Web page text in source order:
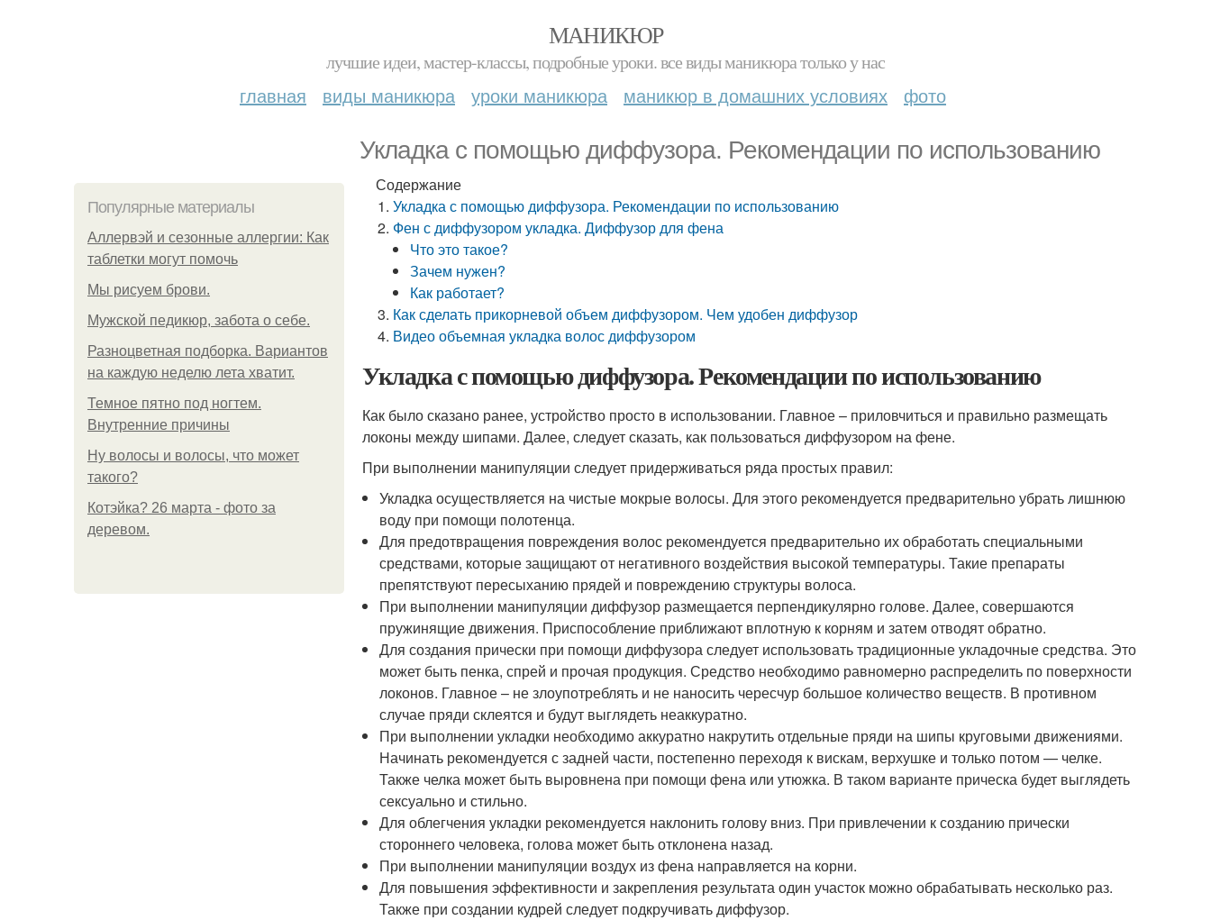
МАНИКЮР
лучшие идеи, мастер-классы, подробные уроки. все виды маникюра только у нас
главная виды маникюра уроки маникюра маникюр в домашних условиях фото
Укладка с помощью диффузора. Рекомендации по использованию
Популярные материалы
Аллервэй и сезонные аллергии: Как
таблетки могут помочь
Мы рисуем брови.
Мужской педикюр, забота о себе.
Разноцветная подборка. Вариантов
на каждую неделю лета хватит.
Темное пятно под ногтем.
Внутренние причины
Ну волосы и волосы, что может
такого?
Котэйка? 26 марта - фото за
деревом.
Содержание
Укладка с помощью диффузора. Рекомендации по использованию
Фен с диффузором укладка. Диффузор для фена
Что это такое?
Зачем нужен?
Как работает?
Как сделать прикорневой объем диффузором. Чем удобен диффузор
Видео объемная укладка волос диффузором
Укладка с помощью диффузора. Рекомендации по использованию
Как было сказано ранее, устройство просто в использовании. Главное – приловчиться и правильно размещать
локоны между шипами. Далее, следует сказать, как пользоваться диффузором на фене.
При выполнении манипуляции следует придерживаться ряда простых правил:
Укладка осуществляется на чистые мокрые волосы. Для этого рекомендуется предварительно убрать лишнюю
воду при помощи полотенца.
Для предотвращения повреждения волос рекомендуется предварительно их обработать специальными
средствами, которые защищают от негативного воздействия высокой температуры. Такие препараты
препятствуют пересыханию прядей и повреждению структуры волоса.
При выполнении манипуляции диффузор размещается перпендикулярно голове. Далее, совершаются
пружинящие движения. Приспособление приближают вплотную к корням и затем отводят обратно.
Для создания прически при помощи диффузора следует использовать традиционные укладочные средства. Это
может быть пенка, спрей и прочая продукция. Средство необходимо равномерно распределить по поверхности
локонов. Главное – не злоупотреблять и не наносить чересчур большое количество веществ. В противном
случае пряди склеятся и будут выглядеть неаккуратно.
При выполнении укладки необходимо аккуратно накрутить отдельные пряди на шипы круговыми движениями.
Начинать рекомендуется с задней части, постепенно переходя к вискам, верхушке и только потом — челке.
Также челка может быть выровнена при помощи фена или утюжка. В таком варианте прическа будет выглядеть
сексуально и стильно.
Для облегчения укладки рекомендуется наклонить голову вниз. При привлечении к созданию прически
стороннего человека, голова может быть отклонена назад.
При выполнении манипуляции воздух из фена направляется на корни.
Для повышения эффективности и закрепления результата один участок можно обрабатывать несколько раз.
Также при создании кудрей следует подкручивать диффузор.